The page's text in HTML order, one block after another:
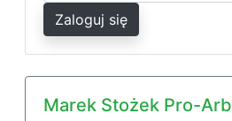
Zaloguj się
Marek Stożek Pro-